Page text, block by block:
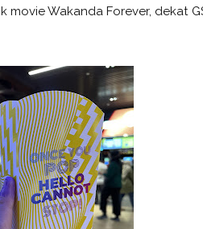
Wakanda Forever, dekat